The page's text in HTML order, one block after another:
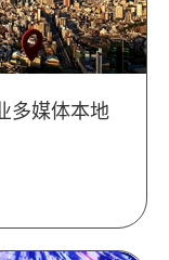
多媒体本地